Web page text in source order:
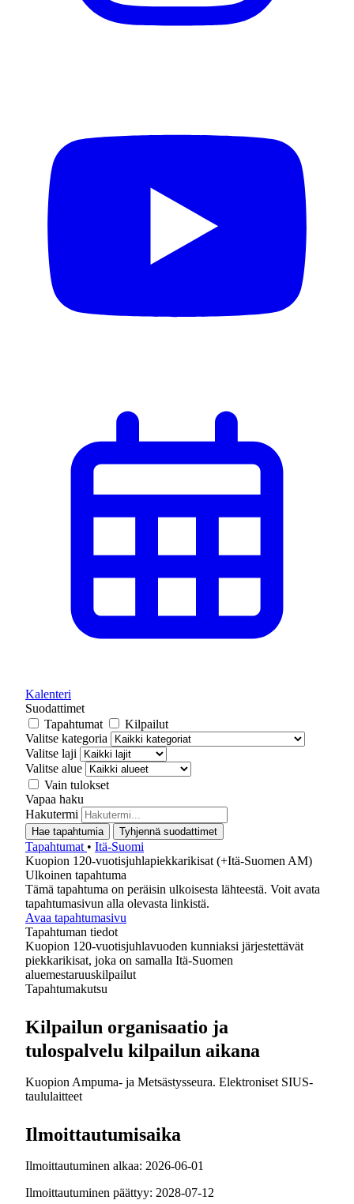
Kalenteri
Suodattimet
Tapahtumat
Kilpailut
Valitse kategoria
Valitse laji
Valitse alue
Vain tulokset
Vapaa haku
Hakutermi
Hae tapahtumia Tyhjennä suodattimet
Tapahtumat • Itä-Suomi
Kuopion 120-vuotisjuhlapiekkarikisat (+Itä-Suomen AM)
Ulkoinen tapahtuma
Tämä tapahtuma on peräisin ulkoisesta lähteestä. Voit avata
tapahtumasivun alla olevasta linkistä.
Avaa tapahtumasivu
Tapahtuman tiedot
Kuopion 120-vuotisjuhlavuoden kunniaksi järjestettävät
piekkarikisat, joka on samalla Itä-Suomen
aluemestaruuskilpailut
Tapahtumakutsu
Kilpailun organisaatio ja
tulospalvelu kilpailun aikana
Kuopion Ampuma- ja Metsästysseura. Elektroniset SIUS-
taululaitteet
Ilmoittautumisaika
Ilmoittautuminen alkaa: 2026-06-01
Ilmoittautuminen päättyy: 2028-07-12